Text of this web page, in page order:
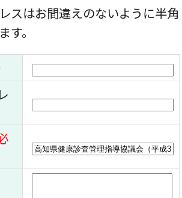
スはお間違えのないように半角
す。